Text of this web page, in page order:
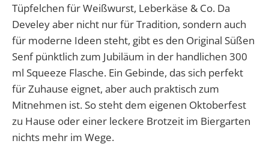
Tüpfelchen für Weißwurst, Leberkäse & Co. Da
Develey aber nicht nur für Tradition, sondern auch
für moderne Ideen steht, gibt es den Original Süßen
Senf pünktlich zum Jubiläum in der handlichen 300
ml Squeeze Flasche. Ein Gebinde, das sich perfekt
für Zuhause eignet, aber auch praktisch zum
Mitnehmen ist. So steht dem eigenen Oktoberfest
zu Hause oder einer leckere Brotzeit im Biergarten
nichts mehr im Wege.